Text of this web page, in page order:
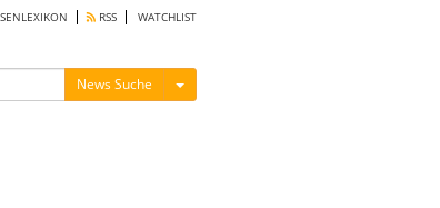
RSS WATCHLIST
News Suche Menü ein-/ausblenden